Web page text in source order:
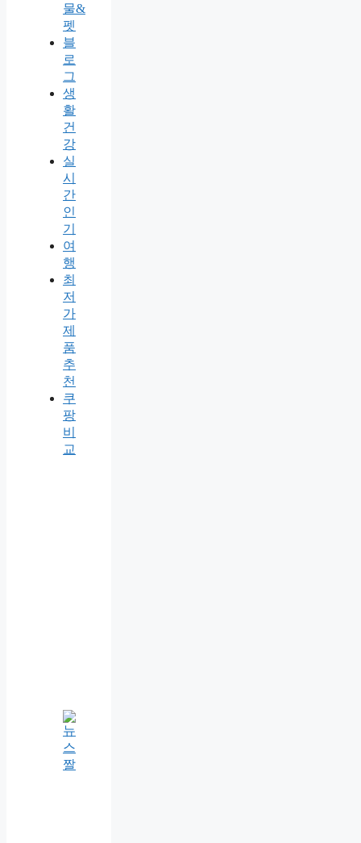
물&
펫
블
로
그
생
활
건
강
실
시
간
인
기
여
행
최
저
가
제
품
추
천
쿠
팡
비
교